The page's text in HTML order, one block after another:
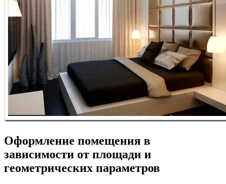
Оформление помещения в
зависимости от площади и
геометрических параметров